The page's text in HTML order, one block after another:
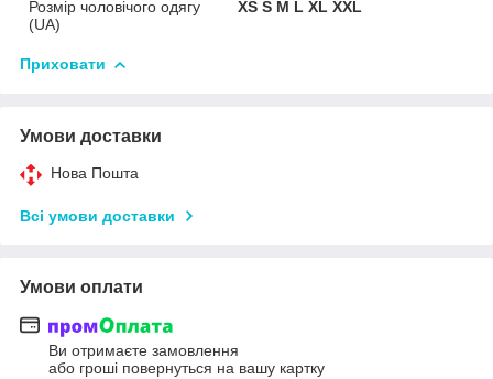
Розмір чоловічого одягу
(UA)
XS S M L XL XXL
Приховати
Умови доставки
Нова Пошта
Всі умови доставки
Умови оплати
Ви отримаєте замовлення
або гроші повернуться на вашу картку